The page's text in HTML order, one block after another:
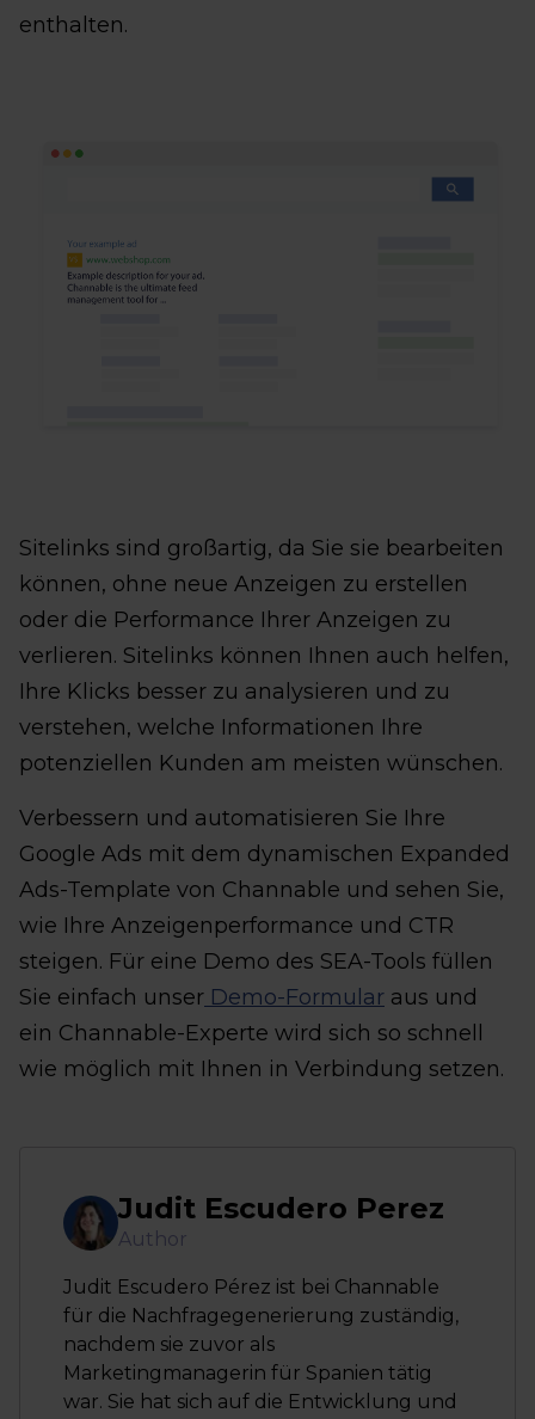
enthalten.
Sitelinks sind großartig, da Sie sie bearbeiten
können, ohne neue Anzeigen zu erstellen
oder die Performance Ihrer Anzeigen zu
verlieren. Sitelinks können Ihnen auch helfen,
Ihre Klicks besser zu analysieren und zu
verstehen, welche Informationen Ihre
potenziellen Kunden am meisten wünschen.
Verbessern und automatisieren Sie Ihre
Google Ads mit dem dynamischen Expanded
Ads-Template von Channable und sehen Sie,
wie Ihre Anzeigenperformance und CTR
steigen. Für eine Demo des SEA-Tools füllen
Sie einfach unser Demo-Formular aus und
ein Channable-Experte wird sich so schnell
wie möglich mit Ihnen in Verbindung setzen.
Judit Escudero Perez
Author
Judit Escudero Pérez ist bei Channable
für die Nachfragegenerierung zuständig,
nachdem sie zuvor als
Marketingmanagerin für Spanien tätig
war. Sie hat sich auf die Entwicklung und